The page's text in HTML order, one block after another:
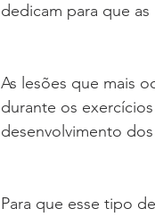
dedicam para que
As lesões que mais
durante os
desenvolvimento
Para que esse tipo